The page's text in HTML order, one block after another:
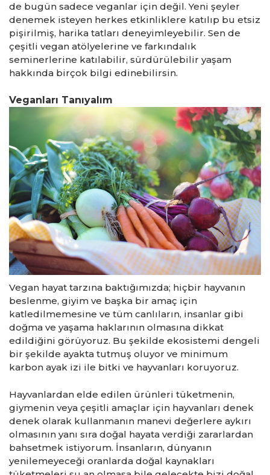
de bugün sadece veganlar için değil. Yeni şeyler
denemek isteyen herkes etkinliklere katılıp bu etsiz
pişirilmiş, harika tatları deneyimleyebilir. Sen de
çeşitli vegan atölyelerine ve farkındalık
seminerlerine katılabilir, sürdürülebilir yaşam
hakkında birçok bilgi edinebilirsin.
Veganları Tanıyalım
Vegan hayat tarzına baktığımızda; hiçbir hayvanın
beslenme, giyim ve başka bir amaç için
katledilmemesine ve tüm canlıların, insanlar gibi
doğma ve yaşama haklarının olmasına dikkat
edildiğini görüyoruz. Bu şekilde ekosistemi dengeli
bir şekilde ayakta tutmuş oluyor ve minimum
karbon ayak izi ile bitki ve hayvanları koruyoruz.
Hayvanlardan elde edilen ürünleri tüketmenin,
giymenin veya çeşitli amaçlar için hayvanları denek
denek olarak kullanmanın manevi değerlere aykırı
olmasının yanı sıra doğal hayata verdiği zararlardan
bahsetmek istiyorum. İnsanların, dünyanın
yenilemeyeceği oranlarda doğal kaynakları